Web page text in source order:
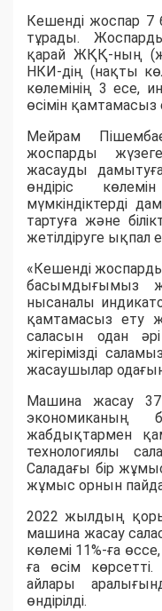
Кешенді жоспар 7
тұрады.
қарай ЖҚҚ-ның
НКИ-дің (нақты
көлемінің 3 есе,
өсімін қамтамасыз
Мейрам
жоспарды
жасауды
өндіріс
мүмкіндіктерді
тартуға және
жетілдіруге ықпал
«Кешенді
басымдығымыз
нысаналы
қамтамасыз ету
саласын одан
жігерімізді
жасаушылар
Машина жасау
экономиканың
жабдықтармен
технологиялы
Саладағы бір
жұмыс орнын пайда
2022 жылдың
машина жасау
көлемі 11%-ға
ға өсім
айлары
өндірілді.